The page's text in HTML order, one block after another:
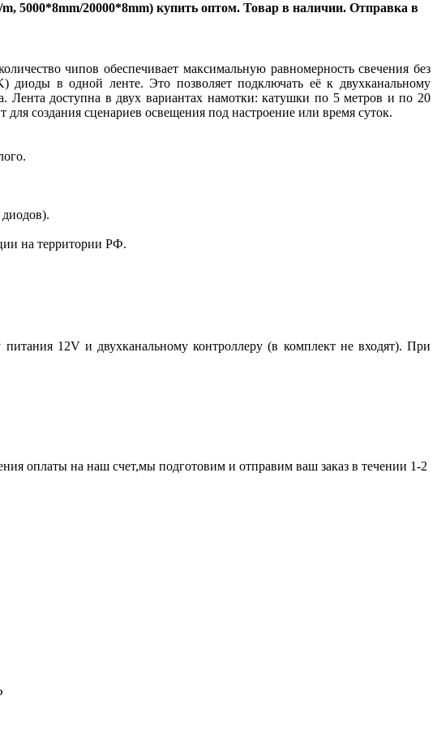
5000*8mm/20000*8mm) купить оптом. Товар в наличии. Отправка в
чипов обеспечивает максимальную равномерность свечения без
в одной ленте. Это позволяет подключать её к двухканальному
Лента доступна в двух вариантах намотки: катушки по 5 метров и по 20
создания сценариев освещения под настроение или время суток.
на территории РФ.
12V и двухканальному контроллеру (в комплект не входят). При
оплаты на наш счет,мы подготовим и отправим ваш заказ в течении 1-2